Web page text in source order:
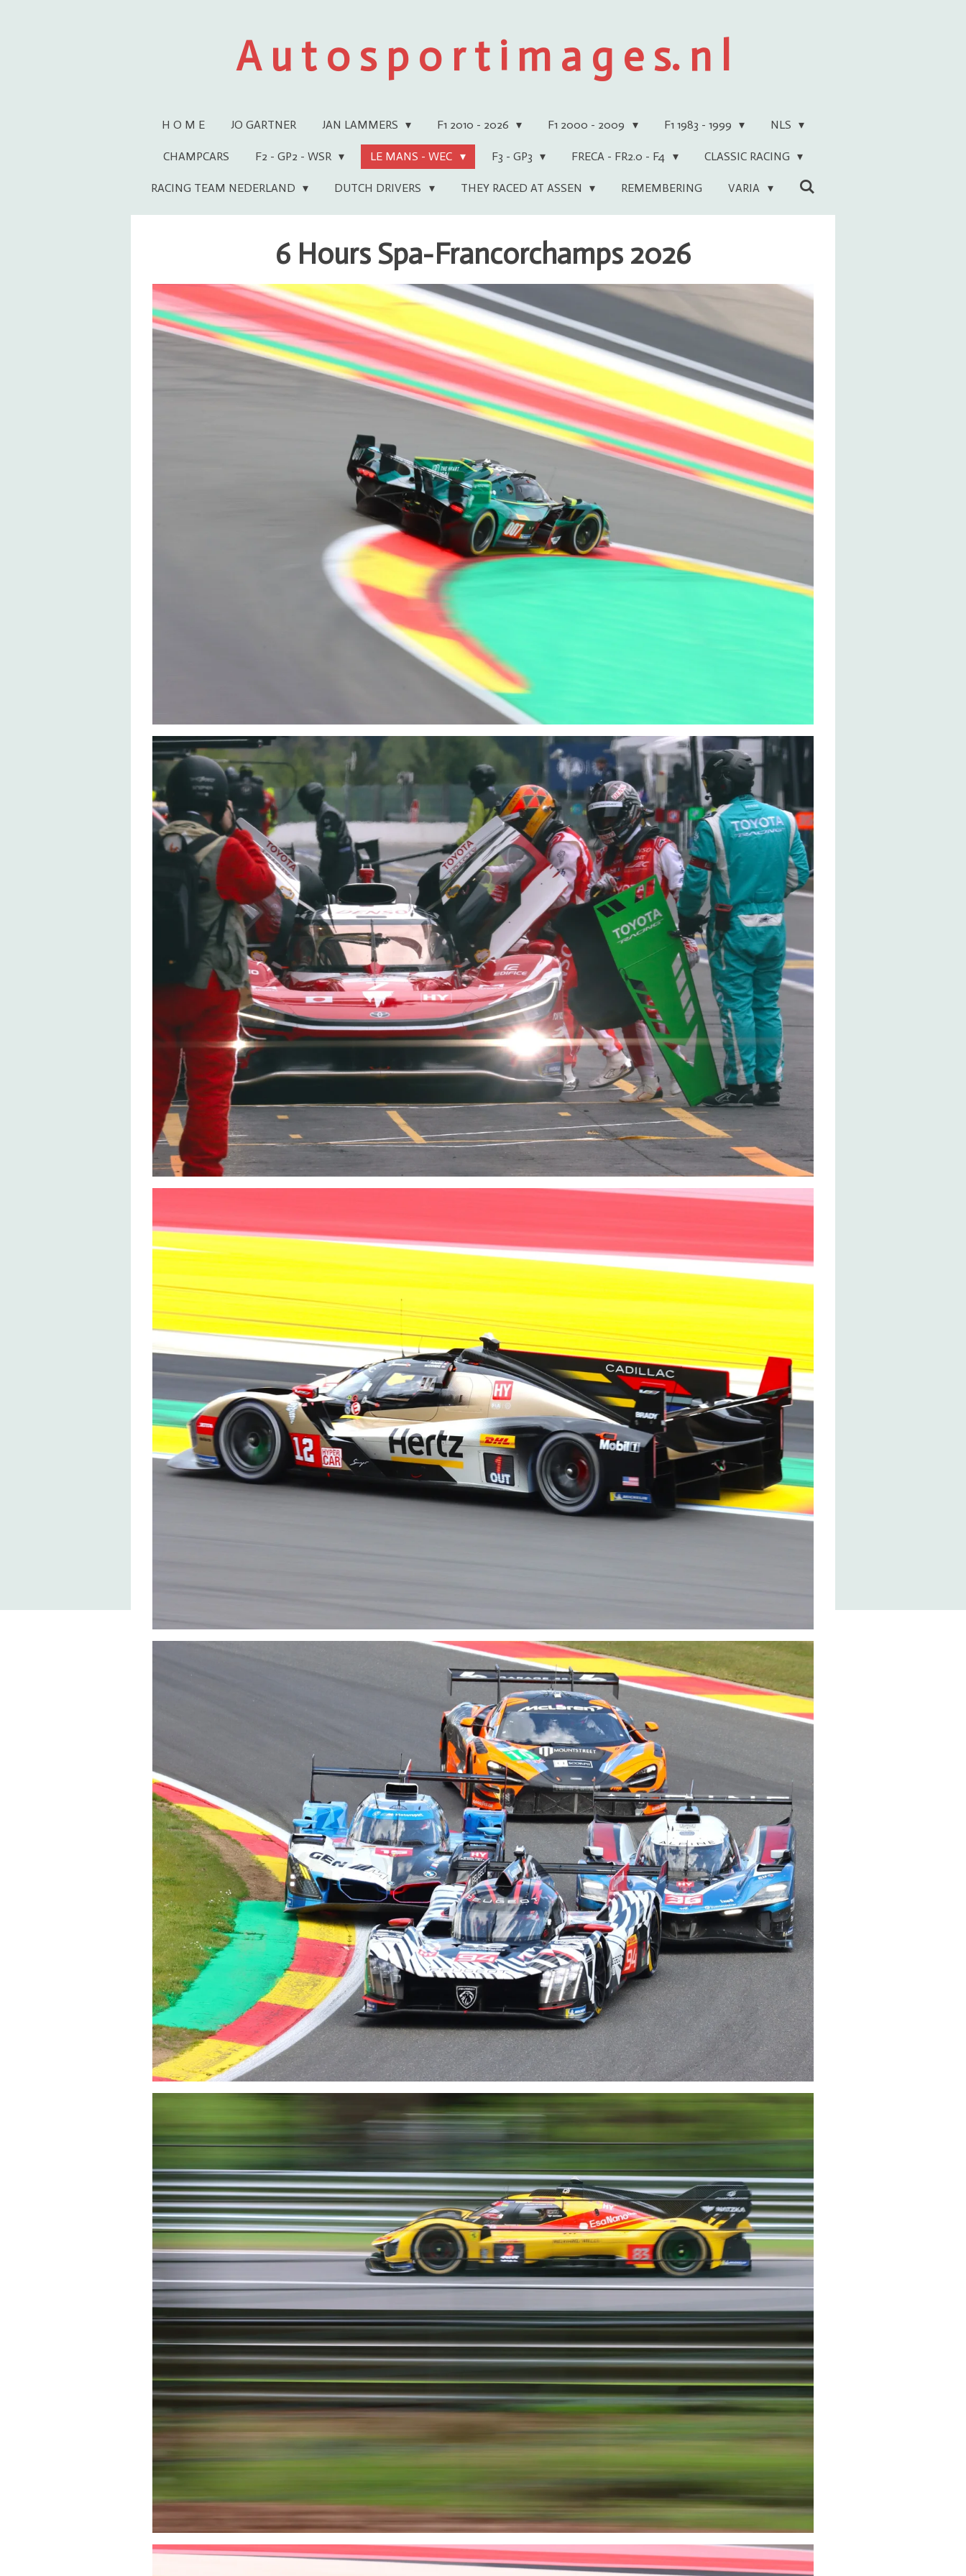
A u t o s p o r t i m a g e s. n l
H O M E JO GARTNER JAN LAMMERS F1 2010 - 2026 F1 2000 - 2009 F1 1983 - 1999 NLS
CHAMPCARS F2 - GP2 - WSR LE MANS - WEC F3 - GP3 FRECA - FR2.0 - F4 CLASSIC RACING
RACING TEAM NEDERLAND DUTCH DRIVERS THEY RACED AT ASSEN REMEMBERING VARIA
6 Hours Spa-Francorchamps 2026